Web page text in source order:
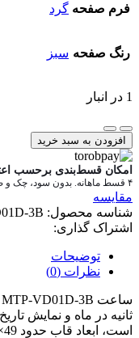
فرم صفحه گرد
رنگ صفحه سبز
1 در انبار
افزودن به سبد خرید
امکان قسط‌بندی برحسب
۴ قسط ماهانه. بدون سود، چک و ضامن.
مقایسه
شناسه محصول: 3B
اشتراک گذاری:
توضیحات
نظرات (0)
است، ابعاد قاب حدود 49×45×10.3 میلی‌متر و وزن حدود ۱۱۸ گرم است و باتری معمولی آن حدود ۳ سال عمر دارد؛ این مدل انتخابی بسیار مناسب برای استفاده روزمره و رسمی با استایل ساده و معتبر است.